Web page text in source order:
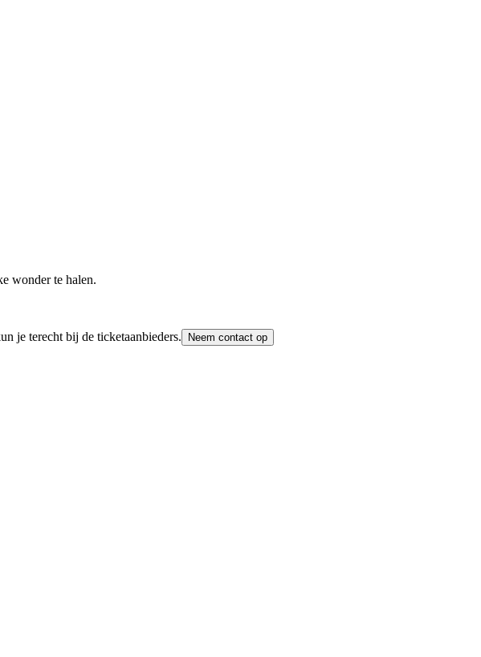
wonder te halen.
je terecht bij de ticketaanbieders.
Neem contact op